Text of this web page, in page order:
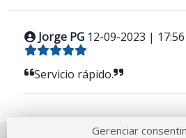
Jorge PG 12-09-2023 | 17:56
Servicio rápido.
Gerenciar